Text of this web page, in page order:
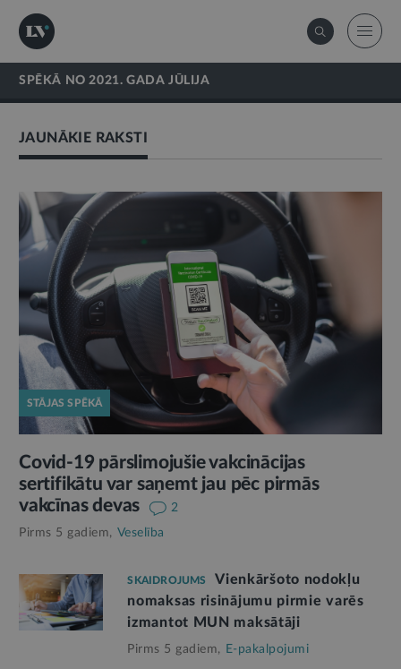
SPĒKĀ NO 2021. GADA JŪLIJA
JAUNĀKIE RAKSTI
STĀJAS SPĒKĀ
Covid-19 pārslimojušie vakcinācijas
sertifikātu var saņemt jau pēc pirmās
vakcīnas devas
2
Pirms 5 gadiem, Veselība
SKAIDROJUMS
Vienkāršoto nodokļu
nomaksas risinājumu pirmie varēs
izmantot MUN maksātāji
Pirms 5 gadiem, E-pakalpojumi